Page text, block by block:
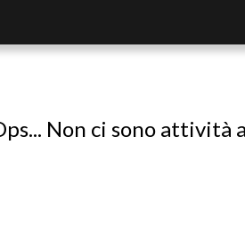
Non ci sono attività